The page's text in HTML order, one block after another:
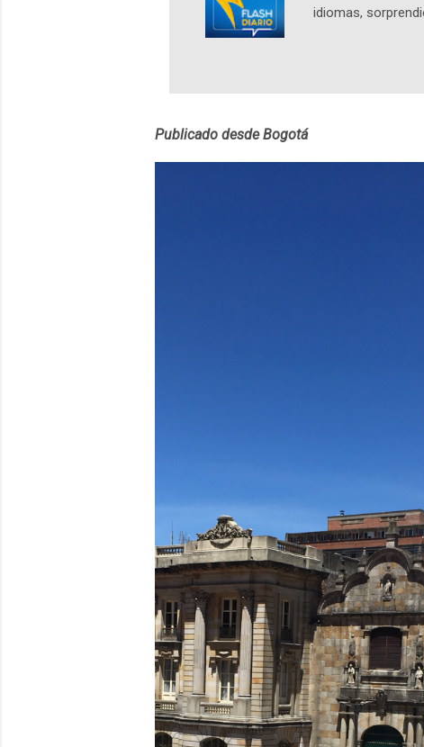
idiomas,
estará
personajes
Publicado desde Bogotá